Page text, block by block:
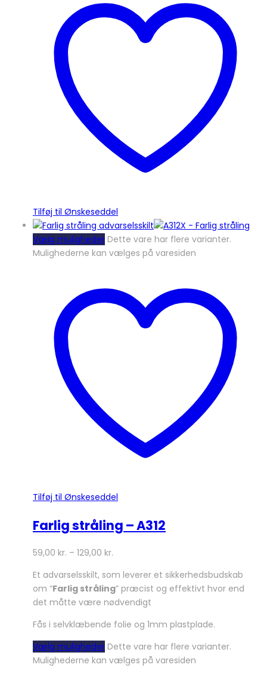
Tilføj til Ønskeseddel
Vælg muligheder Dette vare har flere varianter.
Mulighederne kan vælges på varesiden
Tilføj til Ønskeseddel
Farlig stråling – A312
59,00 kr. – 129,00 kr.
Et advarselsskilt, som leverer et sikkerhedsbudskab
om “Farlig stråling” præcist og effektivt hvor end
det måtte være nødvendigt
Fås i selvklæbende folie og 1mm plastplade.
Vælg muligheder Dette vare har flere varianter.
Mulighederne kan vælges på varesiden